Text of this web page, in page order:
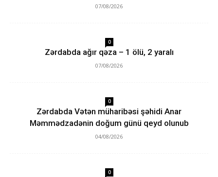
07/08/2026
0
Zərdabda ağır qəza – 1 ölü, 2 yaralı
07/08/2026
0
Zərdabda Vətən müharibəsi şəhidi Anar
Məmmədzadənin doğum günü qeyd olunub
04/08/2026
0